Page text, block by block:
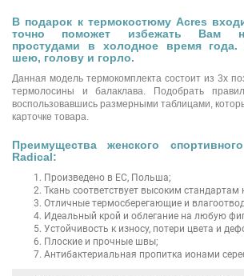
В подарок к термокостюму Acres
точно поможет избежать Вам
простудами в холодное время
шею, голову и горло.
Данная модель термокомплекта состоит из 3х
термолосины и балаклава. Подобрать
воспользовавшись размерными таблицами,
карточке товара.
Преимущества женского
Radical:
Произведено в ЕС, Польша;
Ткань соответствует высоким стандартам
Отличные термосберегающие и
Идеальный крой и облегание на любую
Устойчивость к износу, потери цвета и
Плоские и прочные швы;
Антибактериальная пропитка ионами